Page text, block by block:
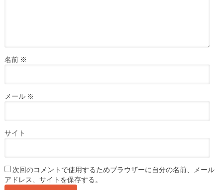
名前 ※
メール ※
サイト
次回のコメントで使用するためブラウザーに自分の名前、メール
アドレス、サイトを保存する。